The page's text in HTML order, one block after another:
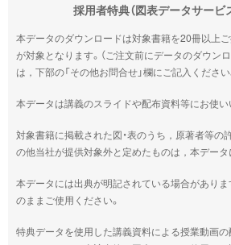
採用者特典（図表データサービ
本データのダウンロードは対象書籍を20冊以上
が対象となります。（ご注文前にデータのダウン
は，下部の「その他お問合せ」欄にご記入ください
本データは講義のスライドや配布資料等にお使い
対象書籍に掲載された図・表のうち，原著者等の
の他当社が提供対象外と定めたものは，本データ
本データには出典が明記されている場合があり
のままご使用ください。
特典データを使用した講義資料による授業動画